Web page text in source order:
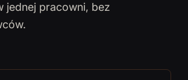
jednej pracowni, bez